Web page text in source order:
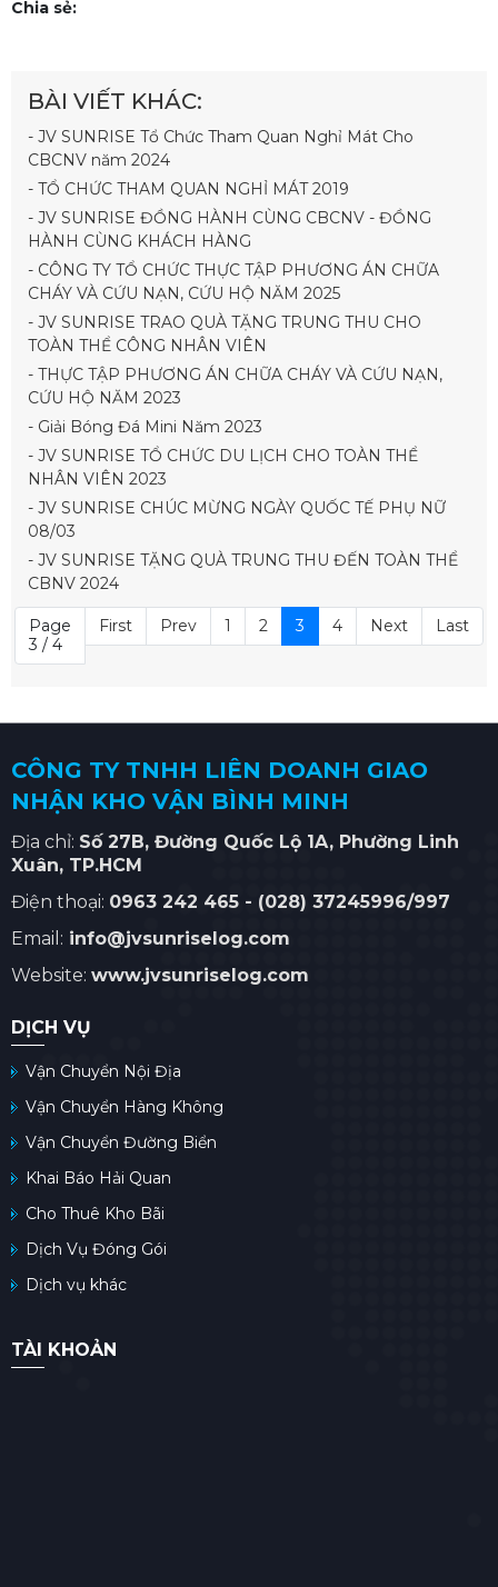
Chia sẻ:
BÀI VIẾT KHÁC:
- JV SUNRISE Tổ Chức Tham Quan Nghỉ Mát Cho
CBCNV năm 2024
- TỔ CHỨC THAM QUAN NGHỈ MÁT 2019
- JV SUNRISE ĐỒNG HÀNH CÙNG CBCNV - ĐỒNG
HÀNH CÙNG KHÁCH HÀNG
- CÔNG TY TỔ CHỨC THỰC TẬP PHƯƠNG ÁN CHỮA
CHÁY VÀ CỨU NẠN, CỨU HỘ NĂM 2025
- JV SUNRISE TRAO QUÀ TẶNG TRUNG THU CHO
TOÀN THỂ CÔNG NHÂN VIÊN
- THỰC TẬP PHƯƠNG ÁN CHỮA CHÁY VÀ CỨU NẠN,
CỨU HỘ NĂM 2023
- Giải Bóng Đá Mini Năm 2023
- JV SUNRISE TỔ CHỨC DU LỊCH CHO TOÀN THỂ
NHÂN VIÊN 2023
- JV SUNRISE CHÚC MỪNG NGÀY QUỐC TẾ PHỤ NỮ
08/03
- JV SUNRISE TẶNG QUÀ TRUNG THU ĐẾN TOÀN THỂ
CBNV 2024
Page
3 / 4
First Prev 1 2 3 4 Next Last
CÔNG TY TNHH LIÊN DOANH GIAO
NHẬN KHO VẬN BÌNH MINH
Địa chỉ: Số 27B, Đường Quốc Lộ 1A, Phường Linh
Xuân, TP.HCM
Điện thoại: 0963 242 465 - (028) 37245996/997
Email: info@jvsunriselog.com
Website: www.jvsunriselog.com
DỊCH VỤ
Vận Chuyển Nội Địa
Vận Chuyển Hàng Không
Vận Chuyển Đường Biển
Khai Báo Hải Quan
Cho Thuê Kho Bãi
Dịch Vụ Đóng Gói
Dịch vụ khác
TÀI KHOẢN